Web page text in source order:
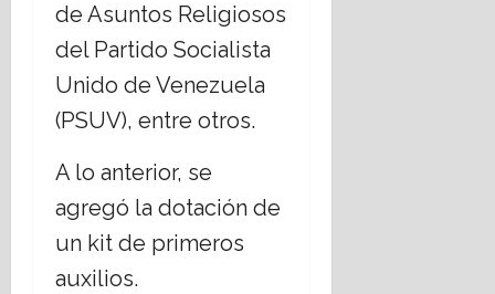
de Asuntos Religiosos
del Partido Socialista
Unido de Venezuela
(PSUV), entre otros.
A lo anterior, se
agregó la dotación de
un kit de primeros
auxilios.